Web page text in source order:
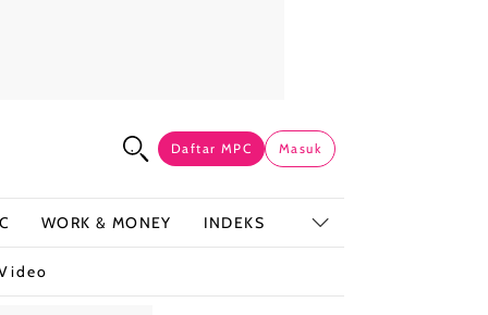
Daftar MPC Masuk
WORK & MONEY INDEKS